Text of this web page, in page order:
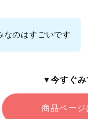
なのはすごいです
▼今すぐ
商品ページ